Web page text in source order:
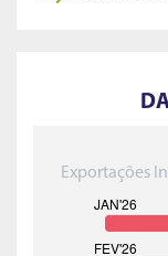
Exportações